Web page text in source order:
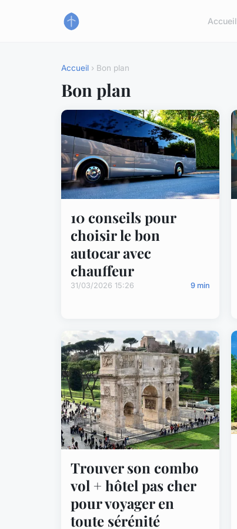
Accueil
Accueil › Bon plan
Bon plan
10 conseils pour
choisir le bon
autocar avec
chauffeur
31/03/2026 15:26 9 min
Trouver son combo
vol + hôtel pas cher
pour voyager en
toute sérénité